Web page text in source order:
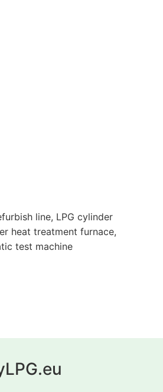
line, LPG cylinder
heat treatment furnace,
test machine